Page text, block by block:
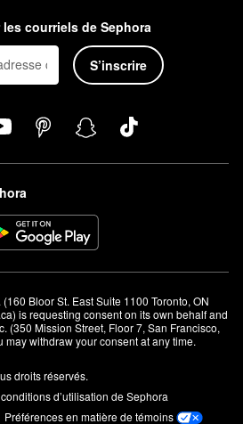
courriels de Sephora
S’inscrire
Bloor St. East Suite 1100 Toronto, ON
is requesting consent on its own behalf and
(350 Mission Street, Floor 7, San Francisco,
may withdraw your consent at any time.
droits réservés.
conditions d’utilisation de Sephora
Préférences en matière de témoins